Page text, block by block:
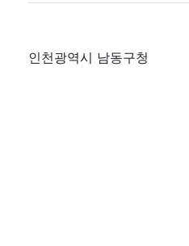
인천광역시 남동구청